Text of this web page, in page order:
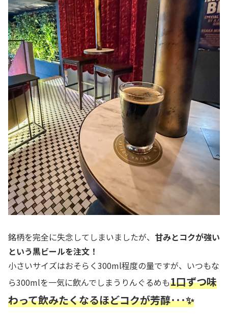
銘柄を完全に失念してしまいましたが、 甘みとコクが強い
という黒ビールを注文！
小さいサイズはおそらく300ml程度の量ですが、いつもな
ら300mlを一気に飲んでしまうりんぐるめも1口ずつ味
わって飲みたくなるほどコクが芳醇･･･✨